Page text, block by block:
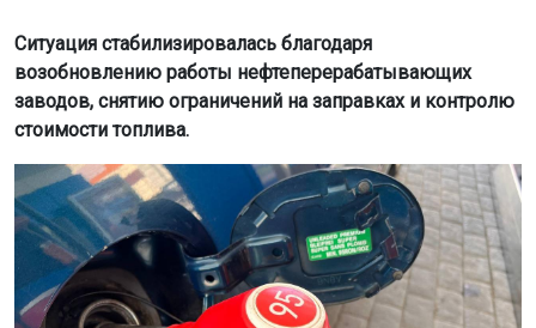
Ситуация стабилизировалась благодаря
возобновлению работы нефтеперерабатывающих
заводов, снятию ограничений на заправках и контролю
стоимости топлива.